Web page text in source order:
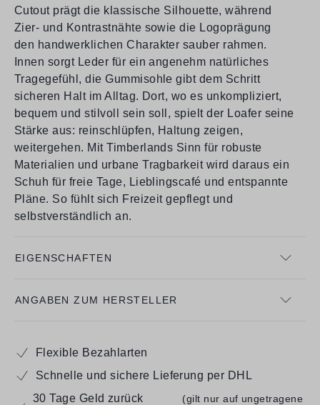
Cutout prägt die klassische Silhouette, während
Zier- und Kontrastnähte sowie die Logoprägung
den handwerklichen Charakter sauber rahmen.
Innen sorgt Leder für ein angenehm natürliches
Tragegefühl, die Gummisohle gibt dem Schritt
sicheren Halt im Alltag. Dort, wo es unkompliziert,
bequem und stilvoll sein soll, spielt der Loafer seine
Stärke aus: reinschlüpfen, Haltung zeigen,
weitergehen. Mit Timberlands Sinn für robuste
Materialien und urbane Tragbarkeit wird daraus ein
Schuh für freie Tage, Lieblingscafé und entspannte
Pläne. So fühlt sich Freizeit gepflegt und
selbstverständlich an.
EIGENSCHAFTEN
ANGABEN ZUM HERSTELLER
Flexible Bezahlarten
Schnelle und sichere Lieferung per DHL
30 Tage Geld zurück
(gilt nur auf ungetragene